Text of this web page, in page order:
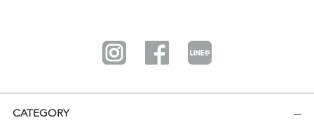
CATEGORY